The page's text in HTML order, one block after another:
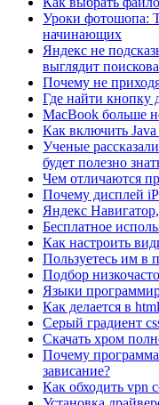
Уроки фотошопа:
начинающих
Яндекс не
выглядит
Почему не
Где найти кнопку
MacBook больше
Как включить Java
Ученые
будет полезно
Чем отличаются
Почему дисплей
Яндекс
Бесплатное
Как настроить
Пользуетесь им в
Подбор
Языки
Как делается в
Серый градиент
Скачать хром
Почему программа
зависание?
Как обходить vpn